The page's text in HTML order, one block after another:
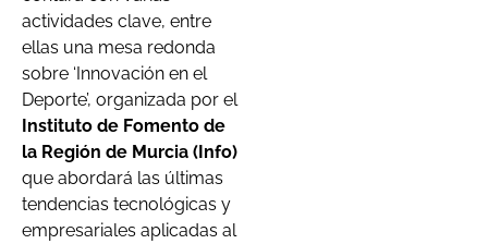
actividades clave, entre
ellas una mesa redonda
sobre ‘Innovación en el
Deporte’, organizada por el
Instituto de Fomento de
la Región de Murcia (Info)
que abordará las últimas
tendencias tecnológicas y
empresariales aplicadas al